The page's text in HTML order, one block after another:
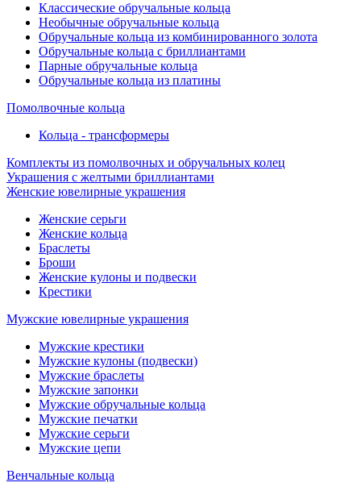
Классические обручальные кольца
Необычные обручальные кольца
Обручальные кольца из комбинированного золота
Обручальные кольца с бриллиантами
Парные обручальные кольца
Обручальные кольца из платины
Помолвочные кольца
Кольца - трансформеры
Комплекты из помолвочных и обручальных колец
Украшения с желтыми бриллиантами
Женские ювелирные украшения
Женские серьги
Женские кольца
Браслеты
Броши
Женские кулоны и подвески
Крестики
Мужские ювелирные украшения
Мужские крестики
Мужские кулоны (подвески)
Мужские браслеты
Мужские запонки
Мужские обручальные кольца
Мужские печатки
Мужские серьги
Мужские цепи
Венчальные кольца